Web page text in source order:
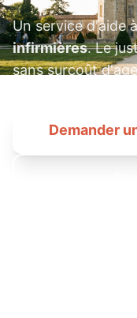
Un service d'aide
infirmières. Le
sans surcoût
Demander